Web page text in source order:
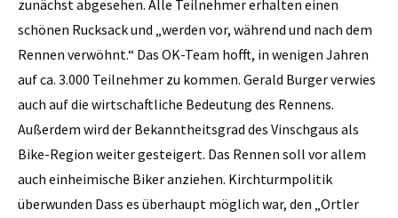
zunächst abgesehen. Alle Teilnehmer erhalten einen
schönen Rucksack und „werden vor, während und nach dem
Rennen verwöhnt.“ Das OK-Team hofft, in wenigen Jahren
auf ca. 3.000 Teilnehmer zu kommen. Gerald Burger verwies
auch auf die wirtschaftliche Bedeutung des Rennens.
Außerdem wird der Bekanntheitsgrad des Vinschgaus als
Bike-Region weiter gesteigert. Das Rennen soll vor allem
auch einheimische Biker anziehen. Kirchturmpolitik
überwunden Dass es überhaupt möglich war, den „Ortler